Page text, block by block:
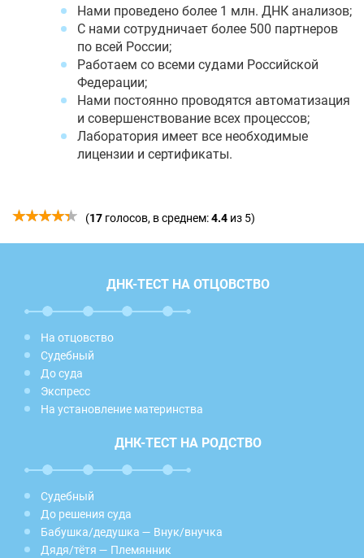
Нами проведено более 1 млн. ДНК анализов;
С нами сотрудничает более 500 партнеров
по всей России;
Работаем со всеми судами Российской
Федерации;
Нами постоянно проводятся автоматизация
и совершенствование всех процессов;
Лаборатория имеет все необходимые
лицензии и сертификаты.
(17 голосов, в среднем:4.4 из 5)
ДНК-ТЕСТ НА ОТЦОВСТВО
На отцовство
Судебный
До суда
Экспресс
На установление материнства
ДНК-ТЕСТ НА РОДСТВО
Судебный
До решения суда
Бабушка/дедушка — Внук/внучка
Дядя/тётя — Племянник